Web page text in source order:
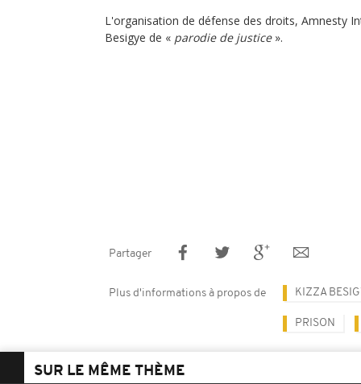
L'organisation de défense des droits, Amnesty
Besigye de « parodie de justice».
Partager
Plus d'informations à propos de KIZZA
PRISON
SUR LE MÊME THÈME